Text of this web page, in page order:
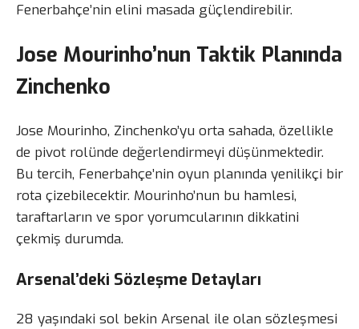
Fenerbahçe’nin elini masada güçlendirebilir.
Jose Mourinho’nun Taktik Planında
Zinchenko
Jose Mourinho, Zinchenko’yu orta sahada, özellikle
de pivot rolünde değerlendirmeyi düşünmektedir.
Bu tercih, Fenerbahçe’nin oyun planında yenilikçi bir
rota çizebilecektir. Mourinho’nun bu hamlesi,
taraftarların ve spor yorumcularının dikkatini
çekmiş durumda.
Arsenal’deki Sözleşme Detayları
28 yaşındaki sol bekin Arsenal ile olan sözleşmesi